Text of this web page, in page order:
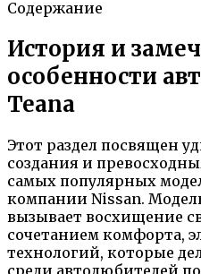
Содержание
История и
особенности
Teana
Этот раздел посвящен
создания и
самых популярных
компании Nissan.
вызывает восхищение
сочетанием комфорта,
технологий, которые
среди автолюбителей